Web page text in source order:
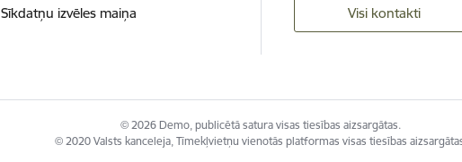
Sīkdatņu izvēles maiņa
Visi kontakti
© 2026 Demo, publicētā satura visas tiesības aizsargātas.
© 2020 Valsts kanceleja, Tīmekļvietņu vienotās platformas visas tiesības